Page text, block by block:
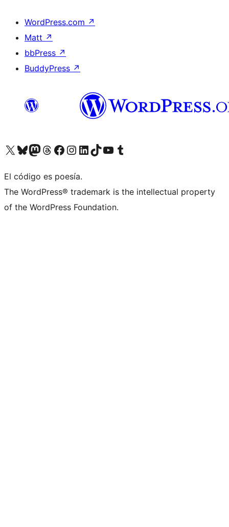
WordPress.com ↗
Matt ↗
bbPress ↗
BuddyPress ↗
Visita nuestra cuenta de X (anteriormente Twitter)
Visit our Bluesky account
Visit our Mastodon account
Visit our Threads account
Visita nuestra página de Facebook
Visita nuestra cuenta de Instagram
Visita nuestra cuenta de LinkedIn
Visit our TikTok account
Visita nuestro canal de YouTube
Visit our Tumblr account
El código es poesía.
The WordPress® trademark is the intellectual property
of the WordPress Foundation.